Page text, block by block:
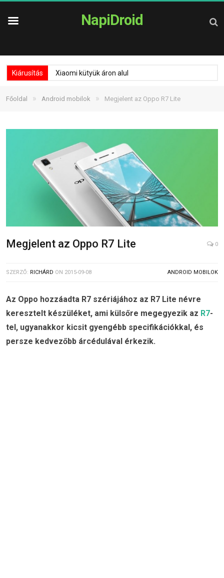
NapiDroid
Kiárusítás Xiaomi kütyük áron alul
Főoldal » Android mobilok » Megjelent az Oppo R7 Lite
Megjelent az Oppo R7 Lite 0
SZERZŐ: RICHÁRD ON 2015-09-08 ANDROID MOBILOK
Az Oppo hozzáadta R7 szériájához az R7 Lite névre
keresztelt készüléket, ami külsőre megegyezik az R7-
tel, ugyanakkor kicsit gyengébb specifikációkkal, és
persze kedvezőbb árcédulával érkezik.